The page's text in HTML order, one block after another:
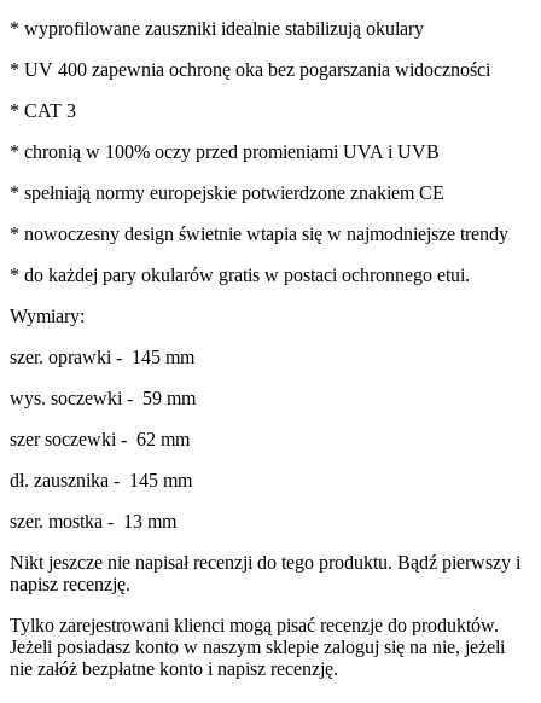
* wyprofilowane zauszniki idealnie stabilizują okulary
* UV 400 zapewnia ochronę oka bez pogarszania widoczności
* CAT 3
* chronią w 100% oczy przed promieniami UVA i UVB
* spełniają normy europejskie potwierdzone znakiem CE
* nowoczesny design świetnie wtapia się w najmodniejsze trendy
* do każdej pary okularów gratis w postaci ochronnego etui.
Wymiary:
szer. oprawki - 145 mm
wys. soczewki - 59 mm
szer soczewki - 62 mm
dł. zausznika - 145 mm
szer. mostka - 13 mm
Nikt jeszcze nie napisał recenzji do tego produktu. Bądź pierwszy i
napisz recenzję.
Tylko zarejestrowani klienci mogą pisać recenzje do produktów.
Jeżeli posiadasz konto w naszym sklepie zaloguj się na nie, jeżeli
nie załóż bezpłatne konto i napisz recenzję.